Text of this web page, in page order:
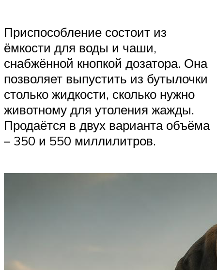
Приспособление состоит из
ёмкости для воды и чаши,
снабжённой кнопкой дозатора. Она
позволяет выпустить из бутылочки
столько жидкости, сколько нужно
животному для утоления жажды.
Продаётся в двух варианта объёма
– 350 и 550 миллилитров.